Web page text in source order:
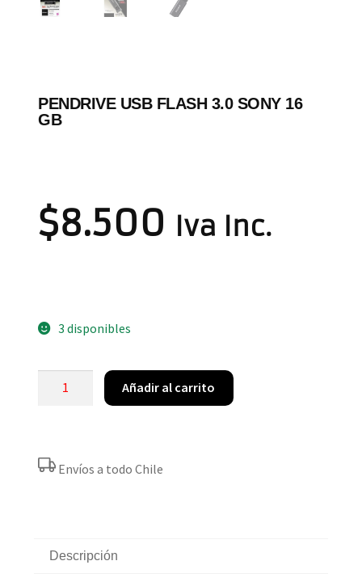
PENDRIVE USB FLASH 3.0 SONY 16
GB
$8.500 Iva Inc.
3 disponibles
Añadir al carrito
Envíos a todo Chile
Descripción